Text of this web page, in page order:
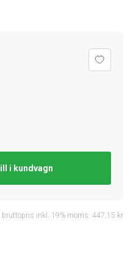
i kundvagn
bruttopris inkl. 19% moms: 447,15 kr